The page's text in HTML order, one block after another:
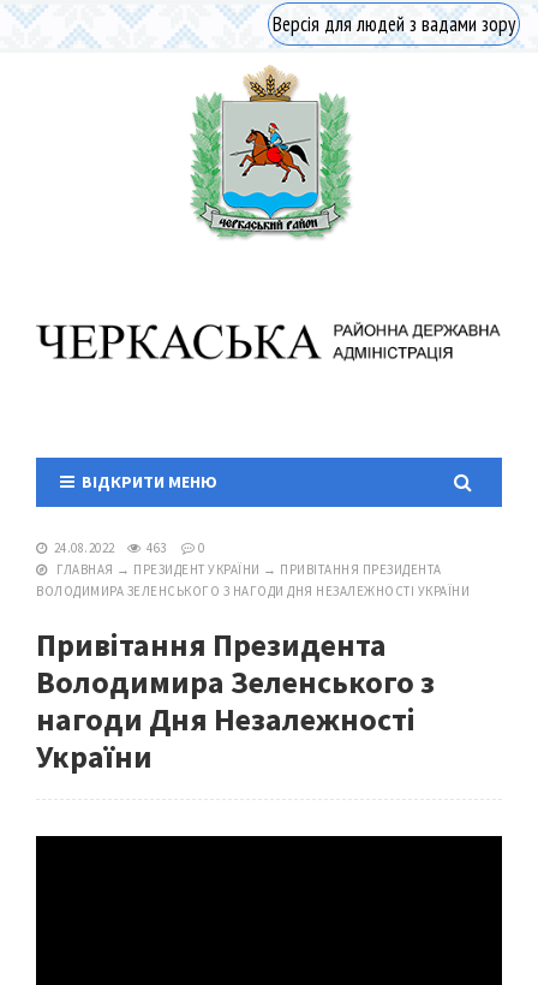
Версія для людей з вадами зору
ВІДКРИТИ МЕНЮ
24.08.2022 463
0
ГЛАВНАЯ → ПРЕЗИДЕНТ УКРАЇНИ → ПРИВІТАННЯ ПРЕЗИДЕНТА
ВОЛОДИМИРА ЗЕЛЕНСЬКОГО З НАГОДИ ДНЯ НЕЗАЛЕЖНОСТІ УКРАЇНИ
Привітання Президента
Володимира Зеленського з
нагоди Дня Незалежності
України